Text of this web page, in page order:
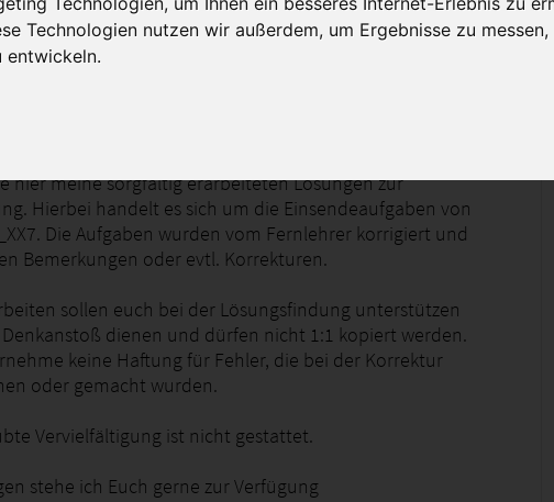
Technologien nutzen wir außerdem, um Ergebnisse zu
entwickeln.
Kategorien Studiengänge /
hier meine sorgfältig erarbeiteten Lösungen zur
Hierbei handelt es sich um die Einsendeaufgaben von
Die Aufgaben wurden vom Fernlehrer korrigiert und
Bemerkungen oder evtl. Korrekturen.
sollen euch bei der Lösungsfindung unterstützen
dienen und dürfen nicht 1:1 kopiert werden.
keine Haftung für Fehler, die bei der Korrektur
oder gemacht wurden.
Vervielfältigung ist nicht gestattet.
stehe ich Euch gerne zur Verfügung